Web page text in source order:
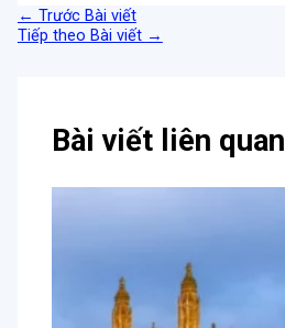
← Trước Bài viết
Tiếp theo Bài viết →
Bài viết liên quan